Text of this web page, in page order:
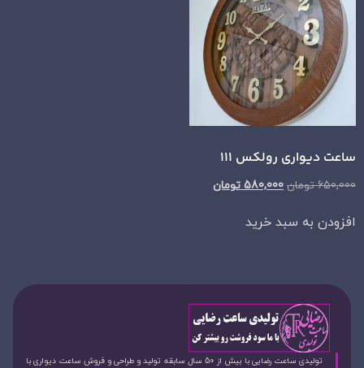
ساعت دیواری رولکس 111
650,000 تومان 580,000 تومان
افزودن به سبد خرید
تولیدی ساعت رضایی با بیش از 50 سال سابقه تولید و طراحی و فروش ساعت دیواری با